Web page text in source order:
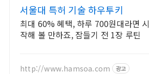
서울대 특허 기술 하우투키
최대 60% 혜택, 하루 700원대라면 시
작해 볼 만하죠, 잠들기 전 1장 루틴
http://www.hamsoa.com 광고